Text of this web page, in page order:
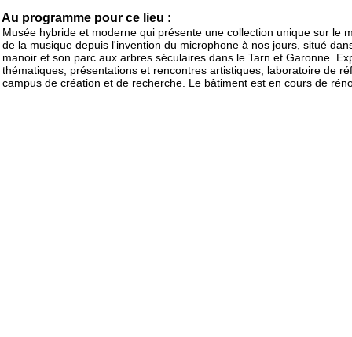
Au programme pour ce lieu :
Musée hybride et moderne qui présente une collection unique sur le
de la musique depuis l'invention du microphone à nos jours, situé
manoir et son parc aux arbres séculaires dans le Tarn et Garonne.
thématiques, présentations et rencontres artistiques, laboratoire de
campus de création et de recherche. Le bâtiment est en cours de